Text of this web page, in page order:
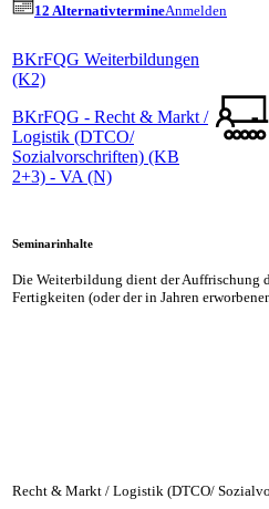
12 AlternativtermineAnmelden
BKrFQG Weiterbildungen
(K2)
BKrFQG - Recht & Markt /
Logistik (DTCO/
Sozialvorschriften) (KB
2+3) - VA (N)
Seminarinhalte
Die Weiterbildung dient der Auffrischung
Fertigkeiten (oder der in Jahren
Recht & Markt / Logistik (DTCO/